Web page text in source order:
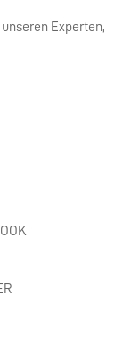
Experten,